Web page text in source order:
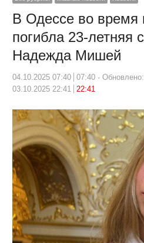
В Одессе во время
погибла 23-летняя
Надежда Мишей
04.10.2025 07:40 07:40
Обновлено:
03.10.2025 22:41
22:41